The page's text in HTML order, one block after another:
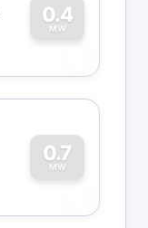
0.4
MW
0
0.7
MW
0